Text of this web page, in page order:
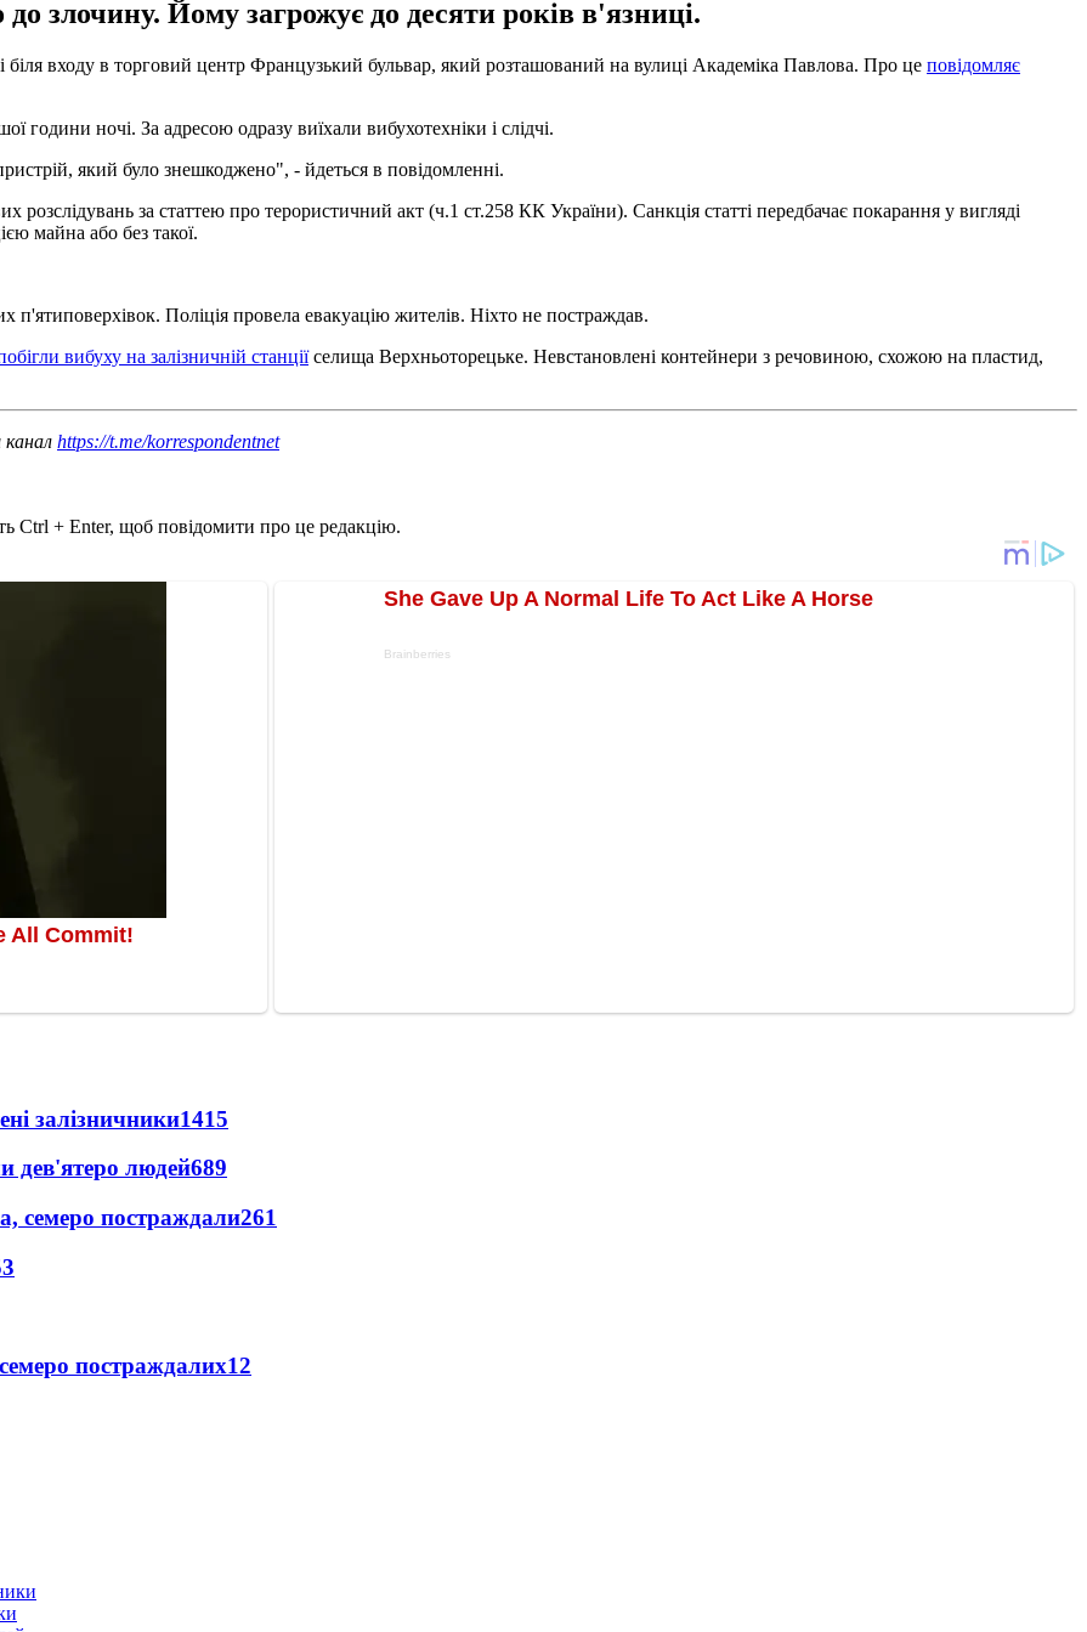
злочину. Йому загрожує до десяти років в'язниці.
входу в торговий центр Французький бульвар, який розташований на вулиці Академіка Павлова. Про це повідомляє
години ночі. За адресою одразу виїхали вибухотехніки і слідчі.
який було знешкоджено", - йдеться в повідомленні.
за статтею про терористичний акт (ч.1 ст.258 КК України). Санкція статті передбачає покарання у вигляді
майна або без такої.
п'ятиповерхівок. Поліція провела евакуацію жителів. Ніхто не постраждав.
вибуху на залізничній станціїселища Верхньоторецьке. Невстановлені контейнери з речовиною, схожою на пластид,
https://t.me/korrespondentnet
Ctrl + Enter, щоб повідомити про це редакцію.
залізничники1415
дев'ятеро людей689
семеро постраждали261
постраждалих12